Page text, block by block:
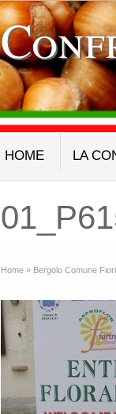
HOME LA
Home » Bergolo Comune